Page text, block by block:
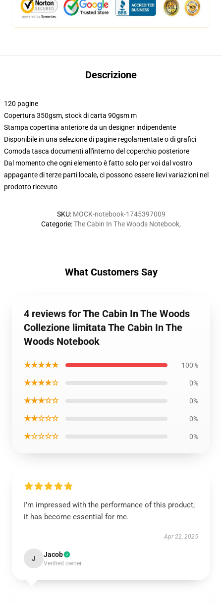
Descrizione
120 pagine
Copertura 350gsm, stock di carta 90gsm m
Stampa copertina anteriore da un designer indipendente
Disponibile in una selezione di pagine regolamentate o di grafici
Comoda tasca documenti all'interno del coperchio posteriore
Dal momento che ogni elemento è fatto solo per voi dal vostro
appagante di terze parti locale, ci possono essere lievi variazioni nel
prodotto ricevuto
SKU: MOCK-notebook-1745397009
Categorie:The Cabin In The Woods Notebook,
What Customers Say
4 reviews for The Cabin In The Woods
Collezione limitata The Cabin In The
Woods Notebook
★★★★★ 100%
★★★★☆ 0%
★★★☆☆ 0%
★★☆☆☆ 0%
★☆☆☆☆ 0%
I’m impressed with the performance of this product;
it has become essential for me.
Apr 22, 2025
J Jacob
Verified owner